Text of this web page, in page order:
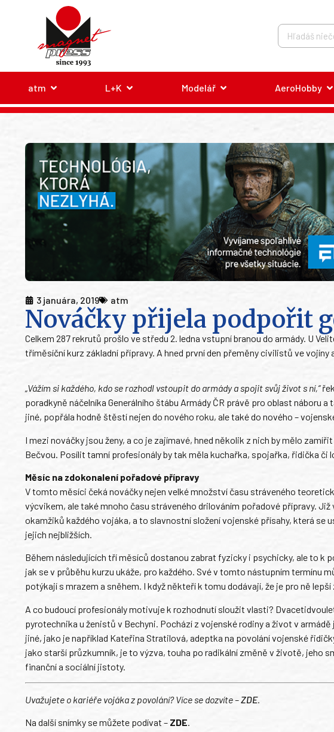
atm L+K Modelář AeroHobby
3 januára, 2019 atm
Nováčky přijela podpořit
Celkem 287 rekrutů prošlo ve středu 2. ledna vstupní branou do armády. U
tříměsíční kurz základní přípravy. A hned první den přeměny civilistů ve
„Vážím si každého, kdo se rozhodl vstoupit do armády a spojit svůj život s ní,“
poradkyně náčelníka Generálního štábu Armády ČR právě pro oblast náboru
jiné, popřála hodně štěstí nejen do nového roku, ale také do nového –
I mezi nováčky jsou ženy, a co je zajímavé, hned několik z nich by mělo
Bečvou. Posílit tamní profesionály by tak měla kuchařka, spojařka, řidička či
Měsíc na zdokonalení pořadové přípravy
V tomto měsíci čeká nováčky nejen velké množství času stráveného
výcvikem, ale také mnoho času stráveného drilováním pořadové přípravy.
okamžiků každého vojáka, a to slavnostní složení vojenské přísahy, která se
jejich nejbližších.
Během následujících tří měsíců dostanou zabrat fyzicky i psychicky, ale to k
jak se v průběhu kurzu ukáže, pro každého. Své v tomto nástupním termínu
potýkají s mrazem a sněhem. I když někteří k tomu dodávají, že je pro ně
A co budoucí profesionály motivuje k rozhodnutí sloužit vlasti?
pyrotechnika u ženistů v Bechyni. Pochází z vojenské rodiny a život v
jiné, jako je například Kateřina Stratilová, adeptka na povolání vojenské
jako starší průzkumník, je to výzva, touha po radikální změně v životě, jeho
finanční a sociální jistoty.
Uvažujete o kariéře vojáka z povolání? Více se dozvíte – ZDE.
Na další snímky se můžete podívat – ZDE.